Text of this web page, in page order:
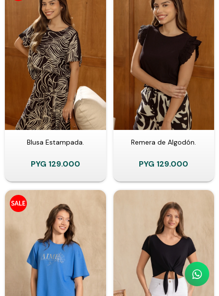
Blusa Estampada.
PYG 129.000
Remera de Algodón.
PYG 129.000